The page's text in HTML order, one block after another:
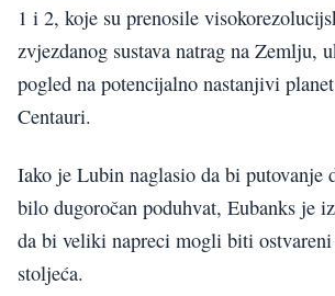
1 i 2, koje su prenosile
zvjezdanog sustava natrag na Zemlju,
pogled na potencijalno nastanjivi
Centauri.
Iako je Lubin naglasio da bi putovanje
bilo dugoročan poduhvat, Eubanks je
da bi veliki napreci mogli biti ostvareni
stoljeća.